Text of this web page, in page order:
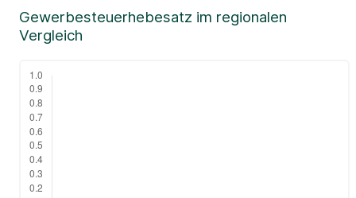
Gewerbesteuerhebesatz im regionalen
Vergleich